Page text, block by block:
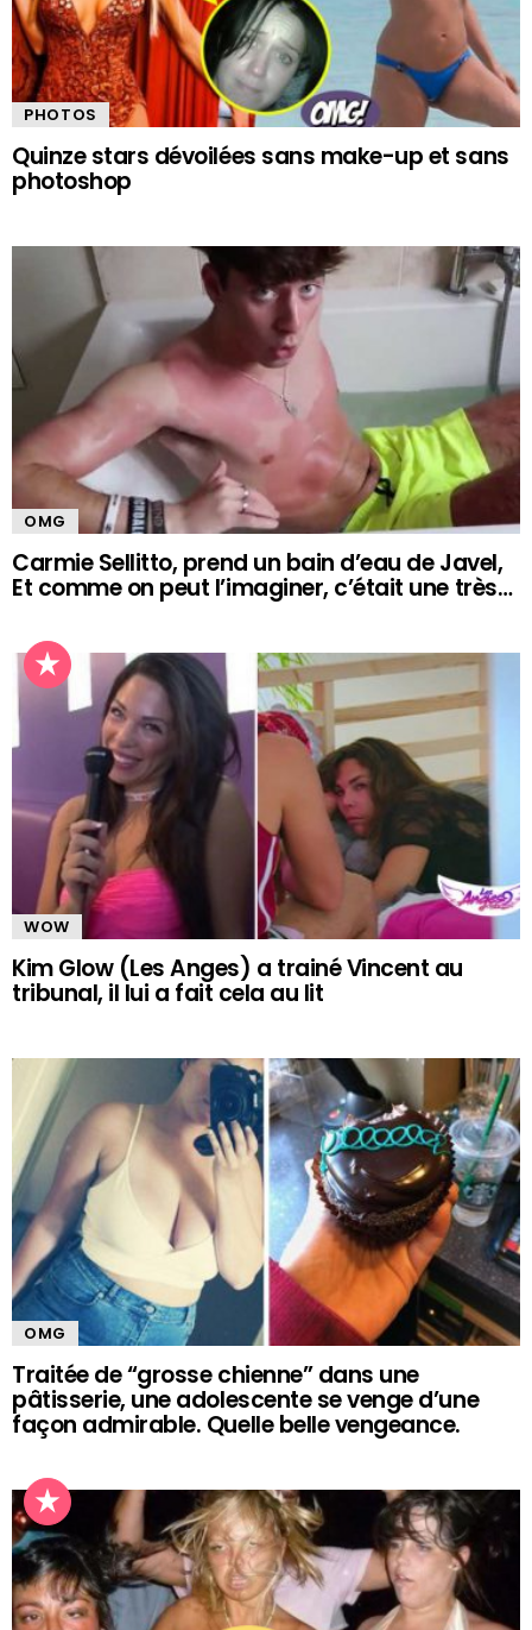
PHOTOS
Quinze stars dévoilées sans make-up et sans
photoshop
OMG
Carmie Sellitto, prend un bain d’eau de Javel,
Et comme on peut l’imaginer, c’était une très…
WOW
Kim Glow (Les Anges) a trainé Vincent au
tribunal, il lui a fait cela au lit
OMG
Traitée de “grosse chienne” dans une
pâtisserie, une adolescente se venge d’une
façon admirable. Quelle belle vengeance.